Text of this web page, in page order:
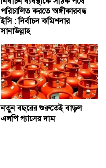
পরিচালিত করতে অঙ্গীকারবদ্ধ
ইসি : নির্বাচন কমিশনার
সানাউল্লাহ
নতুন বছরের শুরুতেই বাড়ল
এলপি গ্যাসের দাম